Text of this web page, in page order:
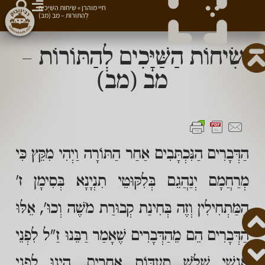
שִׂיחוֹת הַשַּׁיָּכִים לְהַתּוֹרוֹת –
מב (מב)
הַדְּבָרִים הַנִּכְתָּבִים אַחַר הַתּוֹרָה וַיְהִי מִקֵּץ כִּי
מְרַחֲמָם יְנַהֲגֵם בְּלִקּוּטֵי תִנְיָנָא בְּסִימָן ז'
הַמַּתְחִילִין וְזֶה בְּחִינַת קְבוּרַת מֹשֶׁה וְכוּ', אֵלּוּ
הַדְּבָרִים הֵם מֵהַדְּבָרִים שֶׁאָמַר רַבֵּנוּ זַ"ל לִפְנֵי
חיי מוהרן»שִׂיחוֹת הַשַּׁיָּכִים
לְהַתּוֹרוֹת – מב (מב)